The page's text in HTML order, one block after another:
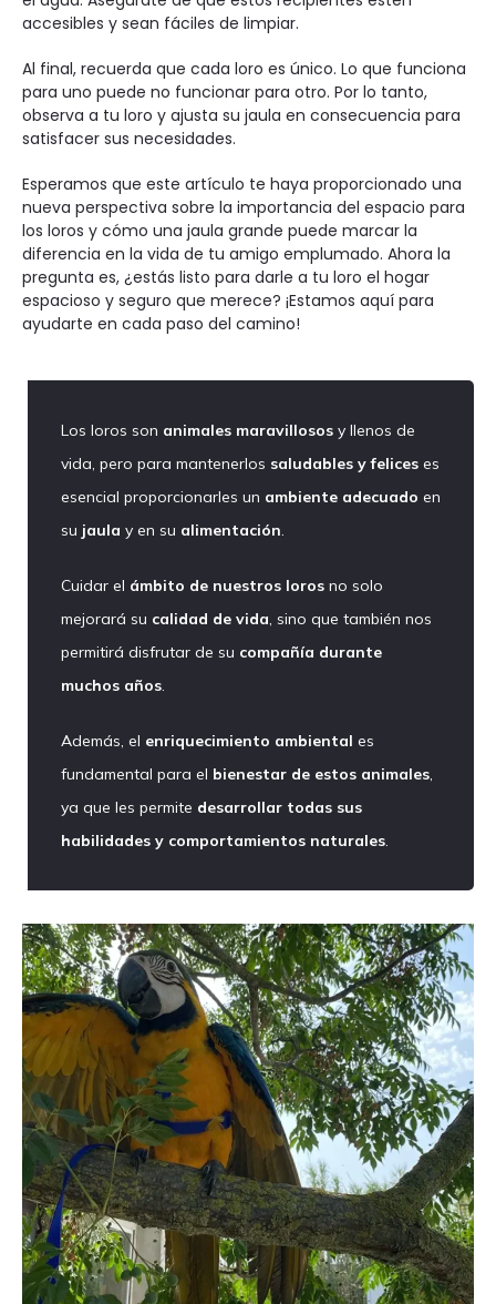
accesibles y sean fáciles de limpiar.
Al final, recuerda que cada loro es único. Lo que funciona
para uno puede no funcionar para otro. Por lo tanto,
observa a tu loro y ajusta su jaula en consecuencia para
satisfacer sus necesidades.
Esperamos que este artículo te haya proporcionado una
nueva perspectiva sobre la importancia del espacio para
los loros y cómo una jaula grande puede marcar la
diferencia en la vida de tu amigo emplumado. Ahora la
pregunta es, ¿estás listo para darle a tu loro el hogar
espacioso y seguro que merece? ¡Estamos aquí para
ayudarte en cada paso del camino!
Los loros son animales maravillosos y llenos de
vida, pero para mantenerlos saludables y felices es
esencial proporcionarles un ambiente adecuado en
su jaula y en su alimentación.
Cuidar el ámbito de nuestros loros no solo
mejorará su calidad de vida, sino que también nos
permitirá disfrutar de su compañía durante
muchos años.
Además, el enriquecimiento ambiental es
fundamental para el bienestar de estos animales,
ya que les permite desarrollar todas sus
habilidades y comportamientos naturales.